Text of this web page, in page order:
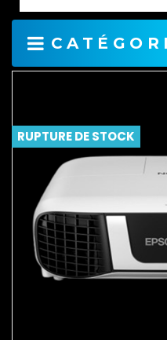
RUPTURE DE STOCK